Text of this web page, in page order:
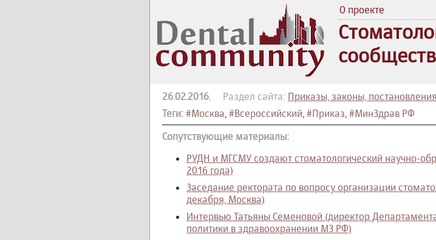
О проекте
26.02.2016, Раздел сайта: Приказы, законы,
Теги: #Москва, #Всероссийский, #Приказ, #МинЗдрав РФ
Сопутствующие материалы:
РУДН и МГСМУ создают стоматологический научно-
2016 года)
Заседание ректората по вопросу организации
декабря, Москва)
Интервью Татьяны Семеновой (директор
политики в здравоохранении МЗ РФ)